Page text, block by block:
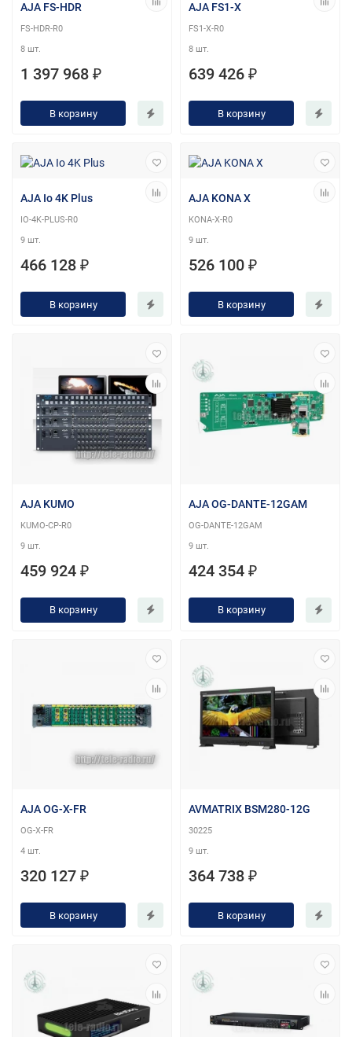
AJA FS-HDR
FS-HDR-R0
8 шт.
1 397 968 ₽
В корзину
AJA FS1-X
FS1-X-R0
8 шт.
639 426 ₽
В корзину
AJA Io 4K Plus
IO-4K-PLUS-R0
9 шт.
466 128 ₽
В корзину
AJA KONA X
KONA-X-R0
9 шт.
526 100 ₽
В корзину
AJA KUMO
KUMO-CP-R0
9 шт.
459 924 ₽
В корзину
AJA OG-DANTE-12GAM
OG-DANTE-12GAM
9 шт.
424 354 ₽
В корзину
AJA OG-X-FR
OG-X-FR
4 шт.
320 127 ₽
В корзину
AVMATRIX BSM280-12G
30225
9 шт.
364 738 ₽
В корзину